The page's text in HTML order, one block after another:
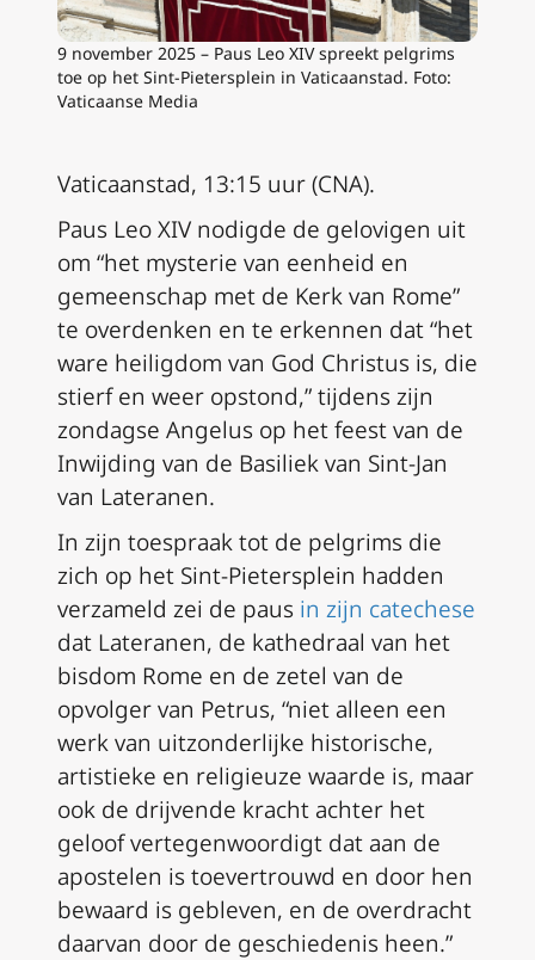
9 november 2025 – Paus Leo XIV spreekt pelgrims
toe op het Sint-Pietersplein in Vaticaanstad. Foto:
Vaticaanse Media
Vaticaanstad, 13:15 uur (CNA).
Paus Leo XIV nodigde de gelovigen uit
om “het mysterie van eenheid en
gemeenschap met de Kerk van Rome”
te overdenken en te erkennen dat “het
ware heiligdom van God Christus is, die
stierf en weer opstond,” tijdens zijn
zondagse Angelus op het feest van de
Inwijding van de Basiliek van Sint-Jan
van Lateranen.
In zijn toespraak tot de pelgrims die
zich op het Sint-Pietersplein hadden
verzameld zei de paus in zijn catechese
dat Lateranen, de kathedraal van het
bisdom Rome en de zetel van de
opvolger van Petrus, “niet alleen een
werk van uitzonderlijke historische,
artistieke en religieuze waarde is, maar
ook de drijvende kracht achter het
geloof vertegenwoordigt dat aan de
apostelen is toevertrouwd en door hen
bewaard is gebleven, en de overdracht
daarvan door de geschiedenis heen.”